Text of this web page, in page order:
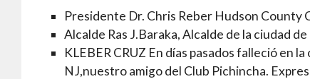
Presidente Dr. Chris Reber Hudson County
Alcalde Ras J.Baraka, Alcalde de la ciudad
KLEBER CRUZ En días pasados falleció en
NJ,nuestro amigo del Club Pichincha.